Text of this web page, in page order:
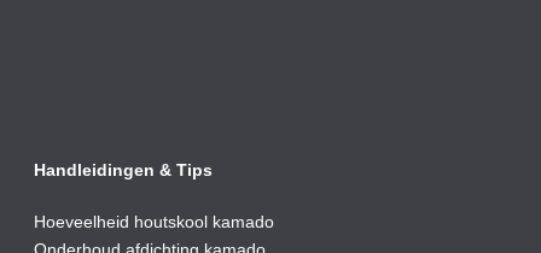
Handleidingen & Tips
Hoeveelheid houtskool kamado